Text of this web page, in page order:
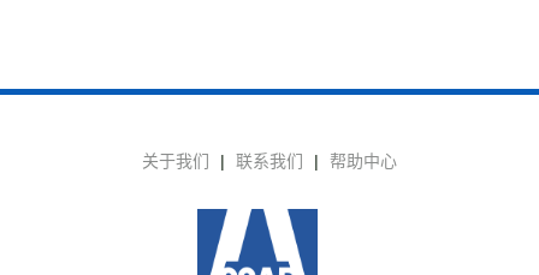
关于我们 | 联系我们 | 帮助中心